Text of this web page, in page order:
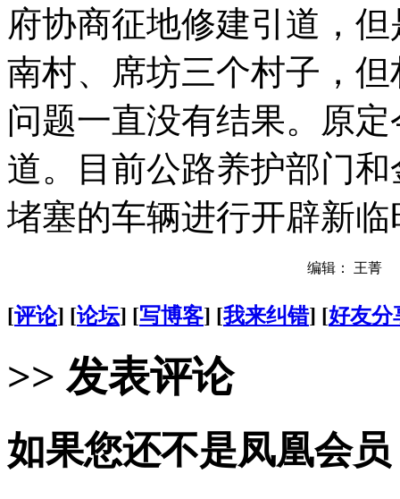
府协商征地修建引道，
南村、席坊三个村子，
问题一直没有结果。原
道。目前公路养护部门
堵塞的车辆进行开辟新
编辑： 王菁
[评论] [论坛] [写博客] [我来纠错] [好友分
>> 发表评论
如果您还不是凤凰会